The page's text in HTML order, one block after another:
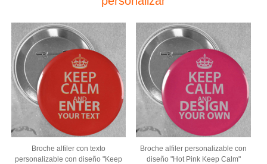
Broche alfiler con texto
personalizable con diseño "Keep
Broche alfiler personalizable con
diseño "Hot Pink Keep Calm"